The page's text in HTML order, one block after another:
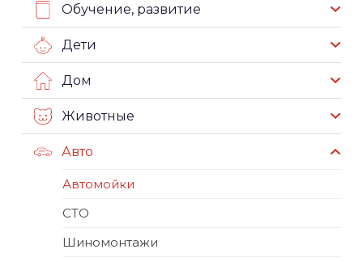
Обучение, развитие
Дети
Дом
Животные
Авто
Автомойки
СТО
Шиномонтажи